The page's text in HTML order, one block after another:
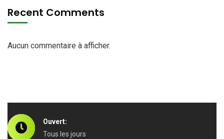
Recent Comments
Aucun commentaire à afficher.
Ouvert:
Tous les jours